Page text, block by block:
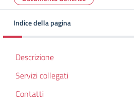
Indice della pagina
Descrizione
Servizi collegati
Contatti